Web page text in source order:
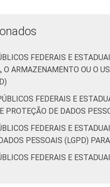
e comunicação no
FEDERAIS E
O ARMAZENAMENTO OU O
FEDERAIS E
PROTEÇÃO DE DADOS
FEDERAIS E
PESSOAIS (LGPD)
FEDERAIS E